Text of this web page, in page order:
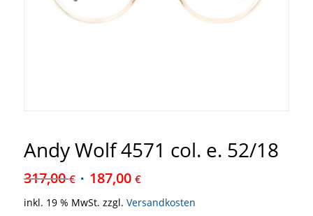
Andy Wolf 4571 col. e. 52/18
317,00€ 187,00 €
inkl. 19 % MwSt. zzgl. Versandkosten